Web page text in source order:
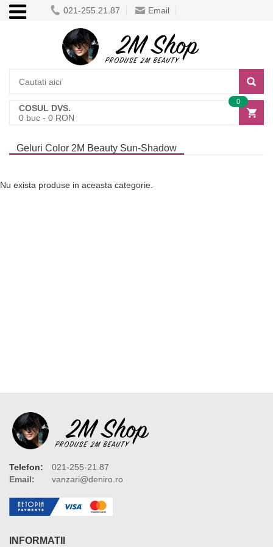
021-255.21.87 Email
COSUL DVS.
0 buc - 0 RON
0
Geluri Color 2M Beauty Sun-Shadow
Nu exista produse in aceasta categorie.
Telefon:
021-255-21.87
Email:
vanzari@deniro.ro
INFORMATII